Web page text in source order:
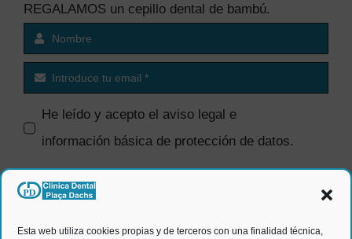
Esta web utiliza cookies propias y de terceros con una finalidad técnica,
REGALAMOS un cepillo dental de bambú.
He leído y acepto el aviso legal e
información básica de protección de datos.
comerciales.